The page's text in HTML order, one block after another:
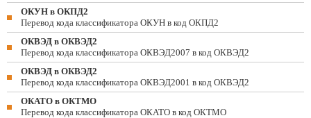
ОКУН в ОКПД2
Перевод кода классификатора ОКУН в код ОКПД2
ОКВЭД в ОКВЭД2
Перевод кода классификатора ОКВЭД2007 в код ОКВЭД2
ОКВЭД в ОКВЭД2
Перевод кода классификатора ОКВЭД2001 в код ОКВЭД2
ОКАТО в ОКТМО
Перевод кода классификатора ОКАТО в код ОКТМО